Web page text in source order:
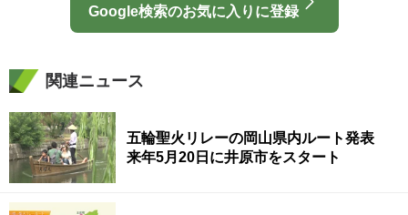
Google検索のお気に入りに登録
関連ニュース
五輪聖火リレーの岡山県内ルート発表
来年5月20日に井原市をスタート